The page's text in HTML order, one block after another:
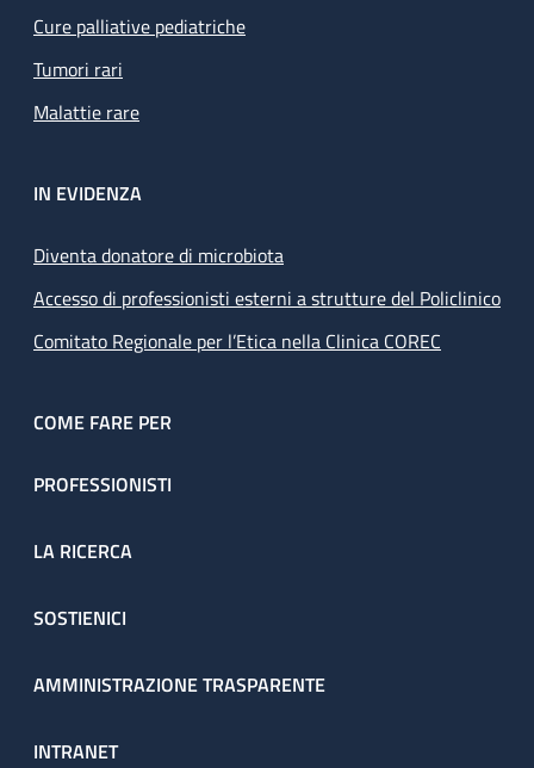
Cure palliative pediatriche
Tumori rari
Malattie rare
IN EVIDENZA
Diventa donatore di microbiota
Accesso di professionisti esterni a strutture del Policlinico
Comitato Regionale per l’Etica nella Clinica COREC
COME FARE PER
PROFESSIONISTI
LA RICERCA
SOSTIENICI
AMMINISTRAZIONE TRASPARENTE
INTRANET